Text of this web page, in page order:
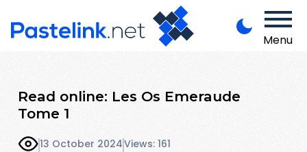
Menu
Read online: Les Os Emeraude
Tome 1
13 October 2024Views: 161